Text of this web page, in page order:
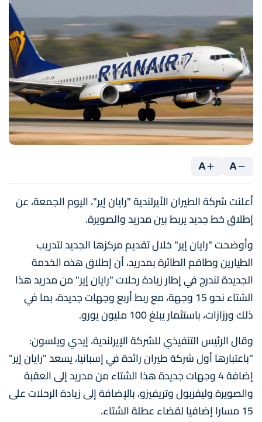
A
A
أعلنت شركة الطيران الأيرلندية "رايان إير"، اليوم الجمعة، عن
إطلاق خط جديد يربط بين مدريد والصويرة.
وأوضحت "رايان إير" خلال تقديم مركزها الجديد لتدريب
الطيارين وطاقم الطائرة بمدريد، أن إطلاق هذه الخدمة
الجديدة تندرج في إطار زيادة رحلات "رايان إير" من مدريد هذا
الشتاء نحو 15 وجهة، مع ربط أربع وجهات جديدة، بما في
ذلك ورزازات، باستثمار يبلغ 100 مليون يورو.
وقال الرئيس التنفيذي للشركة الإيرلندية، إيدي ويلسون:
"باعتبارها أول شركة طيران رائدة في إسبانيا، يسعد "رايان إير"
إضافة 4 وجهات جديدة هذا الشتاء من مدريد إلى العقبة
والصويرة وليفربول وتريفيزو، بالإضافة إلى زيادة الرحلات على
15 مسارا إضافيا لقضاء عطلة الشتاء.